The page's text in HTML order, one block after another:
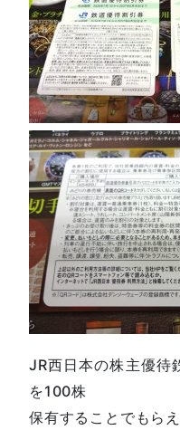
JR西日本の株主優待
を100株
保有することでもら